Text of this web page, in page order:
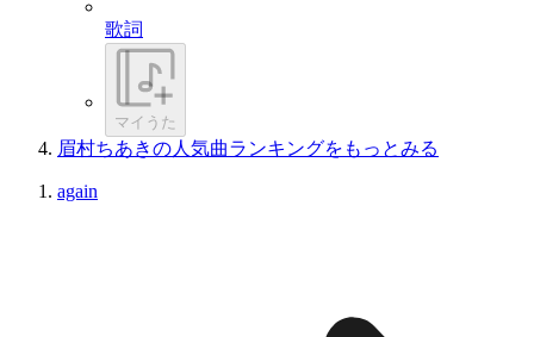
歌詞
マイうた
眉村ちあきの人気曲ランキングをもっとみる
again